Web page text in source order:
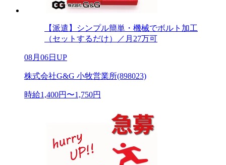
【派遣】シンプル簡単・機械でボルト加工
（セットするだけ）／月27万可
08月06日UP
株式会社G&G 小牧営業所(898023)
時給1,400円〜1,750円